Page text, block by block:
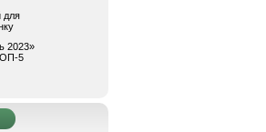
для
2023»
5